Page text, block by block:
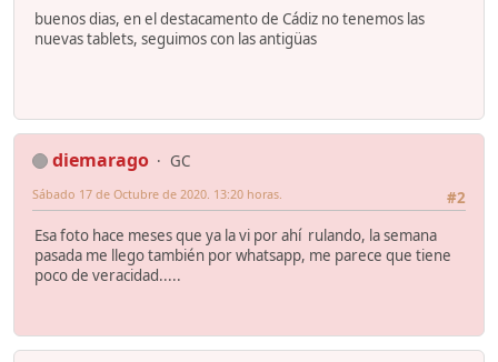
buenos dias, en el destacamento de Cádiz no tenemos las
nuevas tablets, seguimos con las antigüas
diemarago
GC
#2
Sábado 17 de Octubre de 2020. 13:20 horas.
Esa foto hace meses que ya la vi por ahí rulando, la semana
pasada me llego también por whatsapp, me parece que tiene
poco de veracidad.....